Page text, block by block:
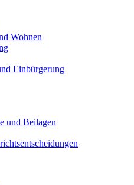
Wohnen
Einbürgerung
und Beilagen